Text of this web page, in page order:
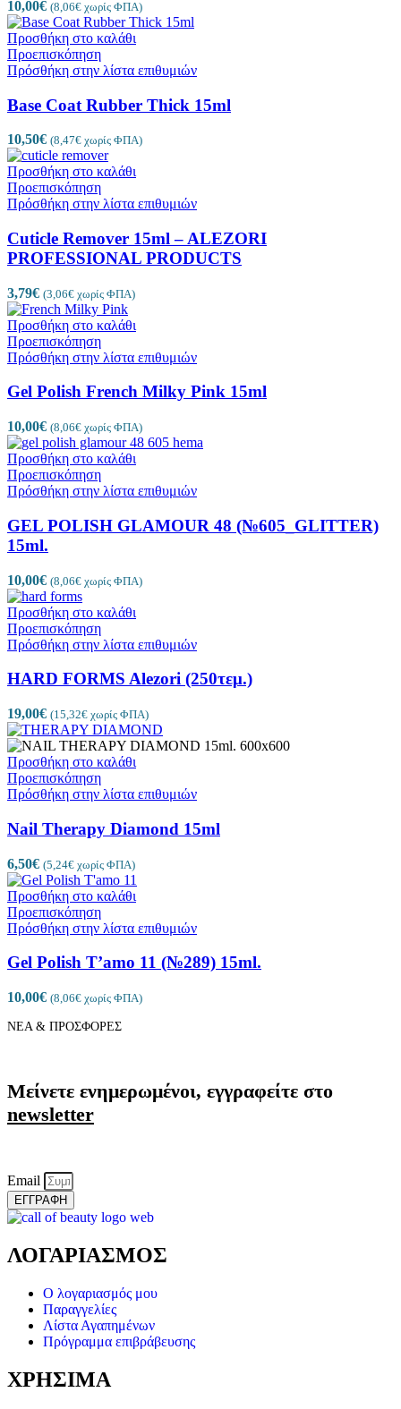
10,00€ (8,06€ χωρίς ΦΠΑ)
Προσθήκη στο καλάθι
Προεπισκόπηση
Πρόσθήκη στην λίστα επιθυμιών
Base Coat Rubber Thick 15ml
10,50€ (8,47€ χωρίς ΦΠΑ)
Προσθήκη στο καλάθι
Προεπισκόπηση
Πρόσθήκη στην λίστα επιθυμιών
Cuticle Remover 15ml – ALEZORI
PROFESSIONAL PRODUCTS
3,79€ (3,06€ χωρίς ΦΠΑ)
Προσθήκη στο καλάθι
Προεπισκόπηση
Πρόσθήκη στην λίστα επιθυμιών
Gel Polish French Milky Pink 15ml
10,00€ (8,06€ χωρίς ΦΠΑ)
Προσθήκη στο καλάθι
Προεπισκόπηση
Πρόσθήκη στην λίστα επιθυμιών
GEL POLISH GLAMOUR 48 (№605_GLITTER)
15ml.
10,00€ (8,06€ χωρίς ΦΠΑ)
Προσθήκη στο καλάθι
Προεπισκόπηση
Πρόσθήκη στην λίστα επιθυμιών
HARD FORMS Alezori (250τεμ.)
19,00€ (15,32€ χωρίς ΦΠΑ)
Προσθήκη στο καλάθι
Προεπισκόπηση
Πρόσθήκη στην λίστα επιθυμιών
Nail Therapy Diamond 15ml
6,50€ (5,24€ χωρίς ΦΠΑ)
Προσθήκη στο καλάθι
Προεπισκόπηση
Πρόσθήκη στην λίστα επιθυμιών
Gel Polish T’amo 11 (№289) 15ml.
10,00€ (8,06€ χωρίς ΦΠΑ)
ΝΕΑ & ΠΡΟΣΦΟΡΕΣ
Μείνετε ενημερωμένοι, εγγραφείτε στο
newsletter
Email
ΕΓΓΡΑΦΗ
ΛΟΓΑΡΙΑΣΜΟΣ
Ο λογαριασμός μου
Παραγγελίες
Λίστα Αγαπημένων
Πρόγραμμα επιβράβευσης
ΧΡΗΣΙΜΑ